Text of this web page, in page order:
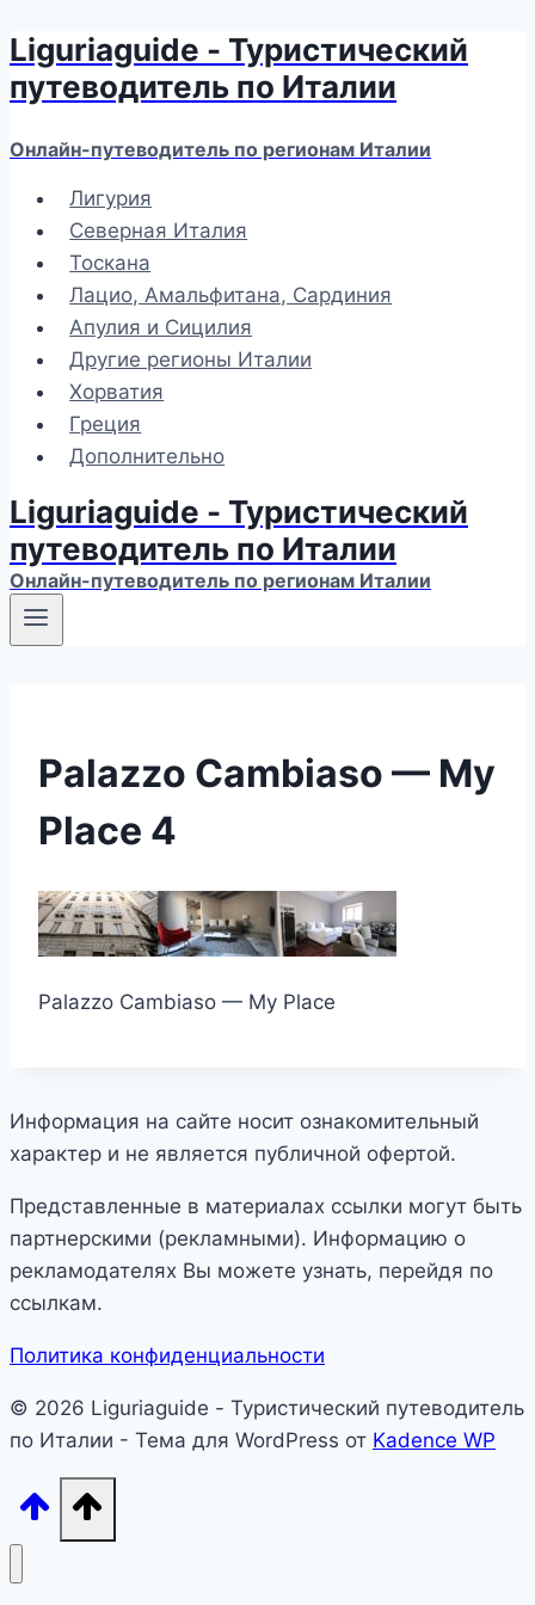
Перейти
к
содержимому
Liguriaguide - Туристический
путеводитель по Италии
Онлайн-путеводитель по регионам Италии
Лигурия
Северная Италия
Тоскана
Лацио, Амальфитана, Сардиния
Апулия и Сицилия
Другие регионы Италии
Хорватия
Греция
Дополнительно
Liguriaguide - Туристический
путеводитель по Италии
Онлайн-путеводитель по регионам Италии
Palazzo Cambiaso — My
Place 4
Palazzo Cambiaso — My Place
Информация на сайте носит ознакомительный
характер и не является публичной офертой.
Представленные в материалах ссылки могут быть
партнерскими (рекламными). Информацию о
рекламодателях Вы можете узнать, перейдя по
ссылкам.
Политика конфиденциальности
© 2026 Liguriaguide - Туристический путеводитель
по Италии - Тема для WordPress от Kadence WP